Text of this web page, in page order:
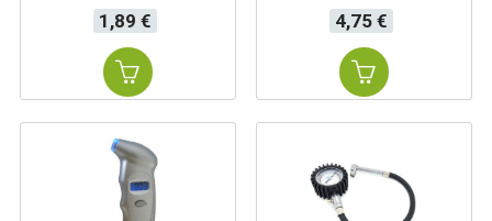
Precio
1,89 € Precio
4,75 €